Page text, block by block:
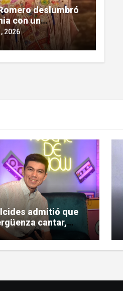
deslumbró
con un
homenaje a la
2026
admitió que
cantar,
se le animó a